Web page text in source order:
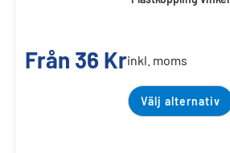
Från 36 Krinkl. moms
Välj alternativ